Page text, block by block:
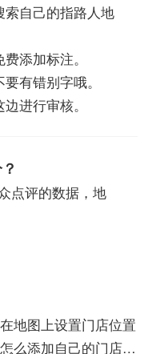
自己的指路人地
添加标注。
有错别字哦。
进行审核。
点评的数据，地
地图上设置门店位置
么添加自己的门店位